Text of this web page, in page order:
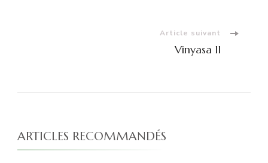
Article suivant
Vinyasa II
ARTICLES RECOMMANDÉS